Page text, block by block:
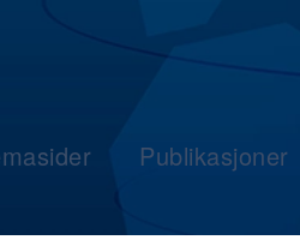
Publikasjoner